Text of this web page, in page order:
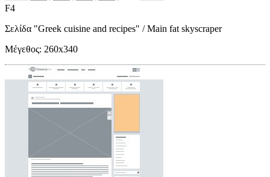
F4
Σελίδα "Greek cuisine and recipes" / Main fat skyscraper
Μέγεθος: 260x340